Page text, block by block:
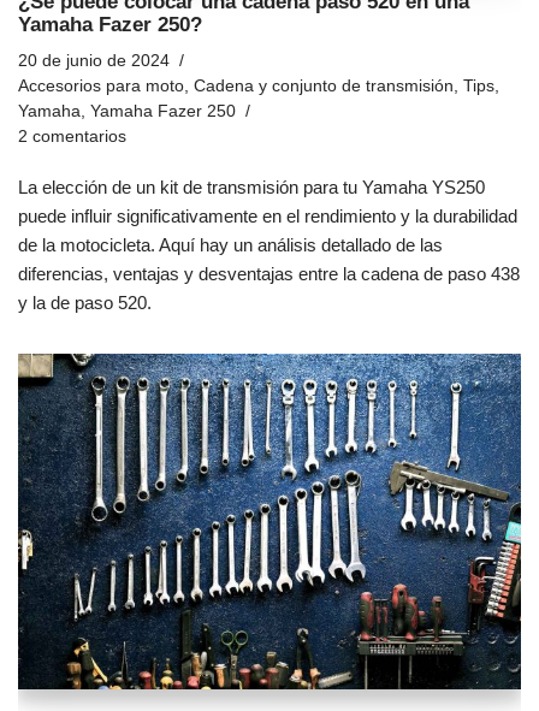
Yamaha Fazer 250?
20 de junio de 2024
Accesorios para moto, Cadena y conjunto de transmisión, Tips,
Yamaha, Yamaha Fazer 250
2 comentarios
La elección de un kit de transmisión para tu Yamaha YS250
puede influir significativamente en el rendimiento y la durabilidad
de la motocicleta. Aquí hay un análisis detallado de las
diferencias, ventajas y desventajas entre la cadena de paso 438
y la de paso 520.